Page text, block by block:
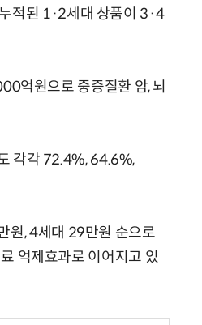
적된 1·2세대 상품이 3·4
억원으로 중증질환 암, 뇌
각각 72.4%, 64.6%,
원, 4세대 29만원 순으로
억제효과로 이어지고 있